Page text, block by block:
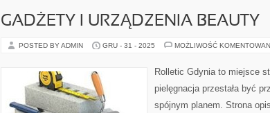
GADŻETY I URZĄDZENIA BEAUTY
POSTED BY ADMIN GRU - 31 - 2025 MOŻLIWOŚĆ
Rolletic Gdynia to miejsce
pielęgnacja przestała być
spójnym planem. Strona